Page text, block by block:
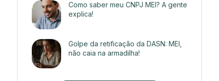
Como saber meu CNPJ MEI? A gente
explica!
Golpe da retificação da DASN: MEI,
não caia na armadilha!